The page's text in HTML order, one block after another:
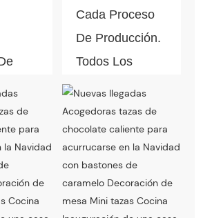
Cada Proceso
De Producción.
Todos Los
Pueden Pasar
La Prueba De
Respetuosos
Con El Medio